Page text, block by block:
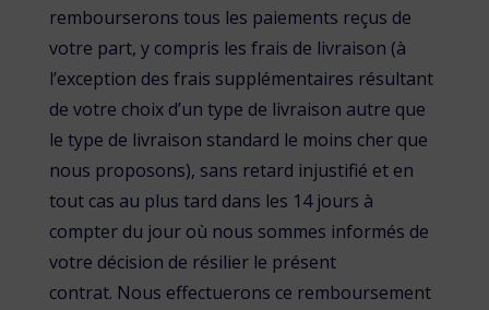
rembourserons tous les paiements reçus de
votre part, y compris les frais de livraison (à
l’exception des frais supplémentaires résultant
de votre choix d’un type de livraison autre que
le type de livraison standard le moins cher que
nous proposons), sans retard injustifié et en
tout cas au plus tard dans les 14 jours à
compter du jour où nous sommes informés de
votre décision de résilier le présent
contrat. Nous effectuerons ce remboursement